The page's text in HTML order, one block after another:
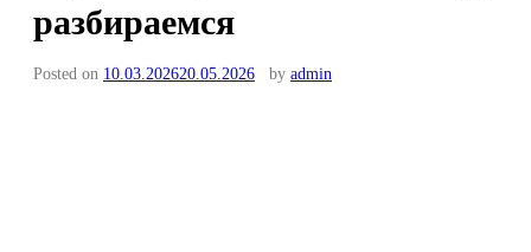
разбираемся
Posted on 10.03.202620.05.2026 by admin